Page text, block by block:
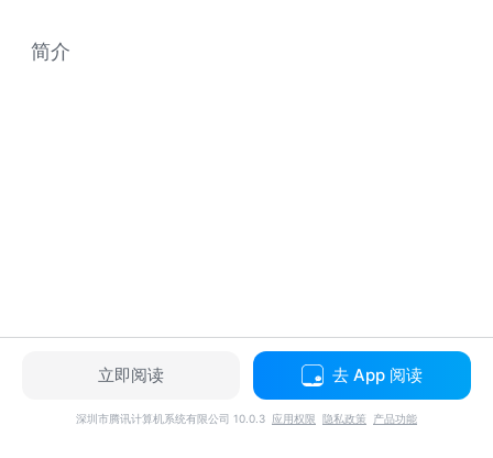
简介
立即阅读 去 App 阅读
深圳市腾讯计算机系统有限公司 10.0.3 应用权限 隐私政策 产品功能